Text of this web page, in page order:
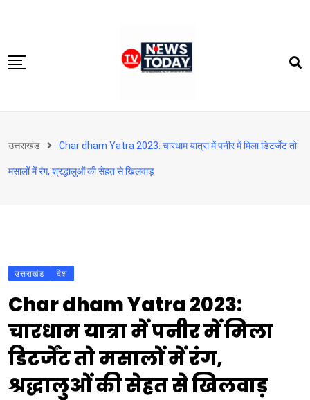
content
दिल्‍ली-एनसीआर
उत्तराखंड
बिजनेस
विदेश
उत्तराखंड Char dham Yatra 2023: चारधाम यात्रा में पनीर में मिला डिटर्जेंट तो
मसालों में रंग, श्रद्धालुओं की सेहत से खिलवाड़
उत्तराखंड देश
Char dham Yatra 2023:
चारधाम यात्रा में पनीर में मिला
डिटर्जेंट तो मसालों में रंग,
श्रद्धालुओं की सेहत से खिलवाड़